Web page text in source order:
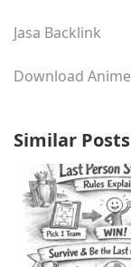
Jasa Backlink
Download
Similar Posts